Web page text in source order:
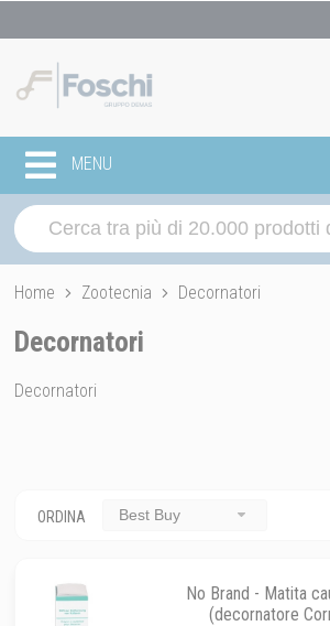
MENU
Home Zootecnia Decornatori
Decornatori
Decornatori
ORDINA Best Buy
No Brand - Matita
(decornatore